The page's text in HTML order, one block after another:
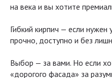
на века и вы хотите
Гибкий кирпич — если нужен
прочно, доступно и без
Выбор — за вами. Но если
«дорогого фасада» за